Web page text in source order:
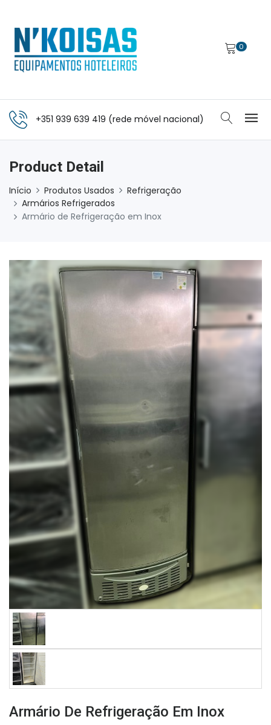
0
+351 939 639 419 (rede móvel nacional)
Product Detail
Início Produtos Usados
Refrigeração
Armários Refrigerados
Armário de Refrigeração em Inox
Armário De Refrigeração Em Inox